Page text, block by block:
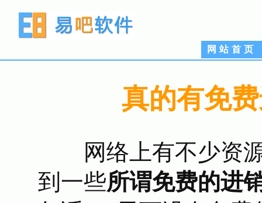
网站首页
真的有免
网络上有不少资源
到一些所谓免费的进